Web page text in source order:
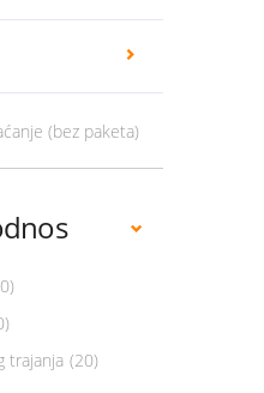
(bez paketa)
trajanja (20)